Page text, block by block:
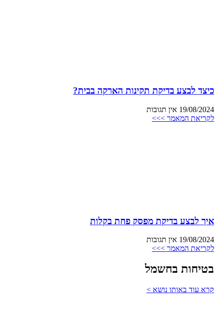
כיצד לבצע בדיקת תקינות הארקה בבית?
19/08/2024 אין תגובות
לקריאת המאמר >>>
איך לבצע בדיקת מפסק פחת בקלות
19/08/2024 אין תגובות
לקריאת המאמר >>>
בטיחות בחשמל
קרא עוד באותו נושא >